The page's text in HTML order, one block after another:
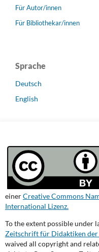
Für Autor/innen
Für Bibliothekar/innen
Sprache
Deutsch
English
einerCreative Commons
International Lizenz.
To the extent possible under
Zeitschrift für Didaktiken der
waived all copyright and